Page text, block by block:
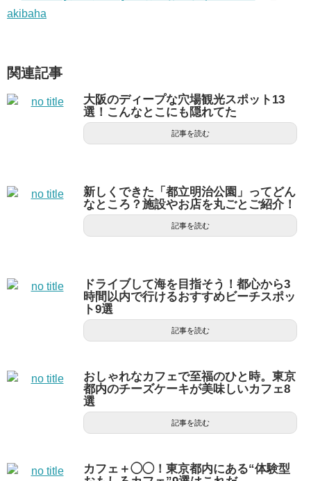
akibaha
関連記事
大阪のディープな穴場観光スポット13
選！こんなとこにも隠れてた
記事を読む
新しくできた「都立明治公園」ってどん
なところ？施設やお店を丸ごとご紹介！
記事を読む
ドライブして海を目指そう！都心から3
時間以内で行けるおすすめビーチスポッ
ト9選
記事を読む
おしゃれなカフェで至福のひと時。東京
都内のチーズケーキが美味しいカフェ8
選
記事を読む
カフェ＋◯◯！東京都内にある“体験型